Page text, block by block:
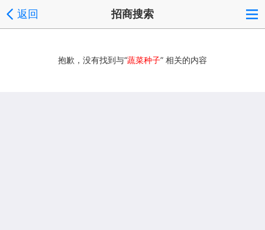
返回 招商搜索
抱歉，没有找到与“蔬菜种子” 相关的内容